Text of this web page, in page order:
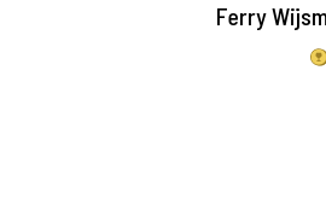
Ferry